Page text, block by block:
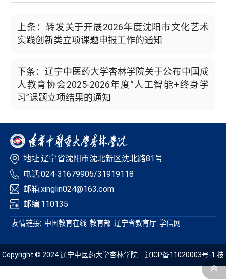
上条：转发关于开展2026年度沈阳市文化艺术
实践创新类立项课题申报工作的通知
下条：辽宁中医药大学杏林学院关于公布中国成
人教育协会2025-2026年度“人工智能+终身学
习”课题立项结果的通知
地址:辽宁省沈阳市沈北新区沈北路81号
电话:024-31679905/31919118
邮箱:xinglin024@163.com
邮编:110135
友情链接: 中国教育在线 教育部 辽宁省教育厅 学信网
Copyright © 2024 辽宁中医药大学杏林学院 辽ICP备11020003号-1 技